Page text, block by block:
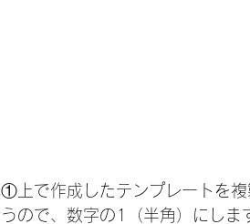
①上で作成したテンプレートを
うので、数字の1（半角）にしま